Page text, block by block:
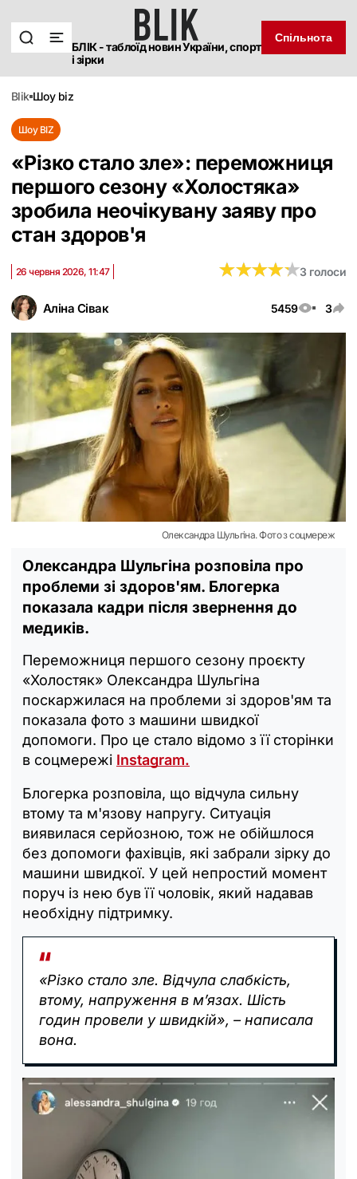
БЛІК - таблоїд новин України, спорт
і зірки
Спільнота
blik шоу biz
Шоу BIZ
«Різко стало зле»: переможниця
першого сезону «Холостяка»
зробила неочікувану заяву про
стан здоров'я
Аліна Сівак 5459 3
26 червня 2026, 11:47 ★★★★★
★★★★★3 голоси
Олександра Шульгіна. Фото з соцмереж
Олександра Шульгіна розповіла про
проблеми зі здоров'ям. Блогерка
показала кадри після звернення до
медиків.
Переможниця першого сезону проєкту
«Холостяк» Олександра Шульгіна
поскаржилася на проблеми зі здоров'ям та
показала фото з машини швидкої
допомоги. Про це стало відомо з її сторінки
в соцмережі Instagram.
Блогерка розповіла, що відчула сильну
втому та м'язову напругу. Ситуація
виявилася серйозною, тож не обійшлося
без допомоги фахівців, які забрали зірку до
машини швидкої. У цей непростий момент
поруч із нею був її чоловік, який надавав
необхідну підтримку.
«Різко стало зле. Відчула слабкість,
втому, напруження в м’язах. Шість
годин провели у швидкій», – написала
вона.